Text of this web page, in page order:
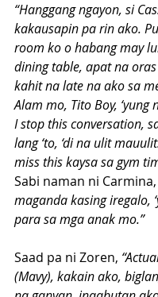
“Hanggang ngayon, si
kakausapin pa rin ako.
room ko o habang may
dining table, apat na
kahit na late na ako sa
Alam mo, Tito Boy, ‘yung
I stop this conversation,
lang ‘to, ‘di na ulit
miss this kaysa sa gym
Sabi naman ni Carmina,
maganda kasing iregalo,
para sa mga anak mo.”
Saad pa ni Zoren,
(Mavy), kakain ako,